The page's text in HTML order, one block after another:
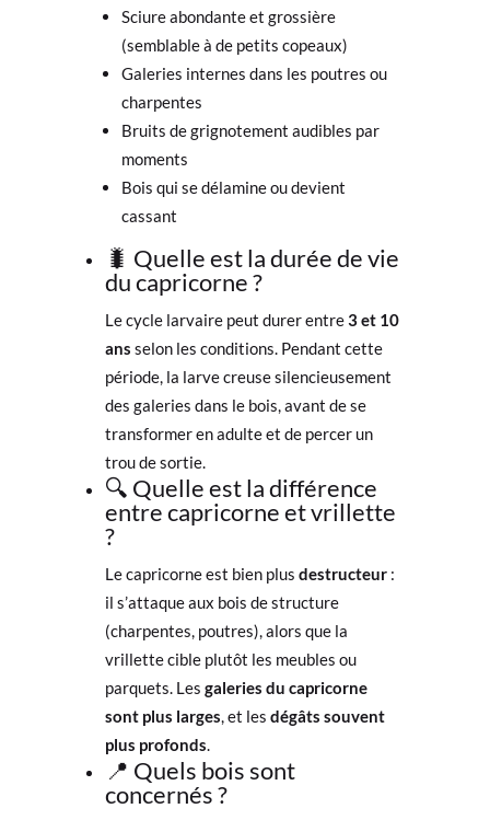
Sciure abondante et grossière
(semblable à de petits copeaux)
Galeries internes dans les poutres ou
charpentes
Bruits de grignotement audibles par
moments
Bois qui se délamine ou devient
cassant
🐛 Quelle est la durée de vie
du capricorne ?
Le cycle larvaire peut durer entre3 et 10
ans selon les conditions. Pendant cette
période, la larve creuse silencieusement
des galeries dans le bois, avant de se
transformer en adulte et de percer un
trou de sortie.
🔍 Quelle est la différence
entre capricorne et vrillette
?
Le capricorne est bien plus destructeur:
il s’attaque aux bois de structure
(charpentes, poutres), alors que la
vrillette cible plutôt les meubles ou
parquets. Les galeries du capricorne
sont plus larges, et les dégâts souvent
plus profonds.
📍 Quels bois sont
concernés ?